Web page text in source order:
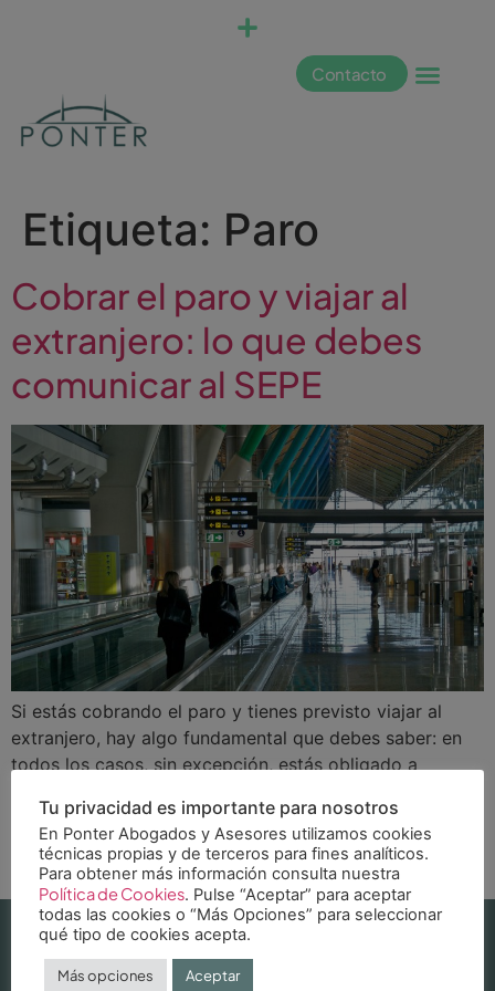
Contacto
Etiqueta: Paro
Cobrar el paro y viajar al
extranjero: lo que debes
comunicar al SEPE
Si estás cobrando el paro y tienes previsto viajar al
extranjero, hay algo fundamental que debes saber: en
todos los casos, sin excepción, estás obligado a
(SEPE) y al servicio de empleo de tu comunidad
autónoma. Lo que varía según la duración y el motivo
del viaje es […]
Tu privacidad es importante para nosotros
En Ponter Abogados y Asesores utilizamos cookies
técnicas propias y de terceros para fines analíticos.
Para obtener más información consulta nuestra
Política de Cookies. Pulse “Aceptar” para aceptar
todas las cookies o “Más Opciones” para seleccionar
qué tipo de cookies acepta.
Más opciones Aceptar